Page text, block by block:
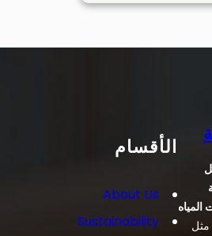
التنظيف
الإحساء
الأقسام
About Us
Sustainability